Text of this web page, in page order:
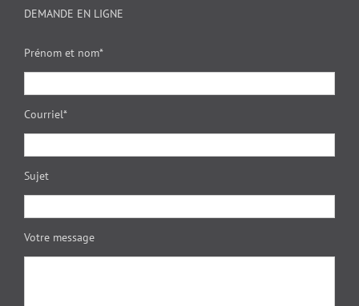
DEMANDE EN LIGNE
Prénom et nom*
Courriel*
Sujet
Votre message